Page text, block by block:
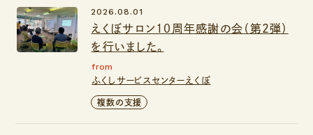
えくぼサロン１０周年感謝の会（第２弾）
を行いました。
2026.08.01
from
ふくしサービスセンターえくぼ
複数の支援